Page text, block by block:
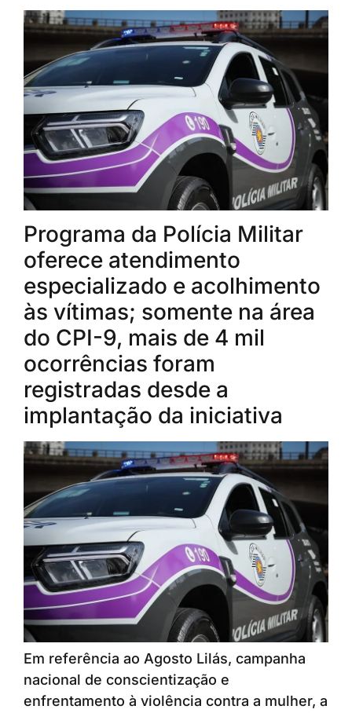
Programa da Polícia Militar
oferece atendimento
especializado e acolhimento
às vítimas; somente na área
do CPI-9, mais de 4 mil
ocorrências foram
registradas desde a
implantação da iniciativa
Em referência ao Agosto Lilás, campanha
nacional de conscientização e
enfrentamento à violência contra a mulher, a